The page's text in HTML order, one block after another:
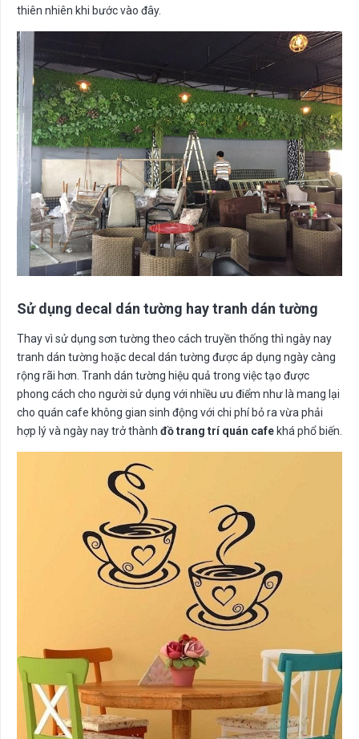
thiên nhiên khi bước vào đây.
Sử dụng decal dán tường hay tranh dán tường
Thay vì sử dụng sơn tường theo cách truyền thống thì ngày nay
tranh dán tường hoặc decal dán tường được áp dụng ngày càng
rộng rãi hơn. Tranh dán tường hiệu quả trong việc tạo được
phong cách cho người sử dụng với nhiều ưu điểm như là mang lại
cho quán cafe không gian sinh động với chi phí bỏ ra vừa phải
hợp lý và ngày nay trở thành đồ trang trí quán cafekhá phổ biến.